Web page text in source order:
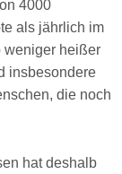
4000
als jährlich im
weniger heißer
insbesondere
die noch
hat deshalb